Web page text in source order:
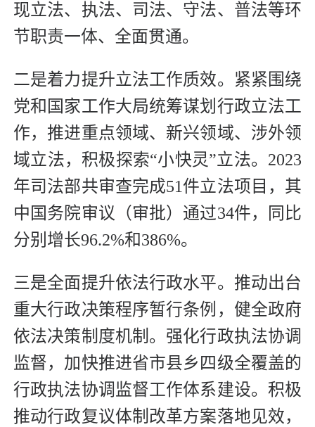
现立法、执法、司法、守法、普法等环
节职责一体、全面贯通。
二是着力提升立法工作质效。紧紧围绕
党和国家工作大局统筹谋划行政立法工
作，推进重点领域、新兴领域、涉外领
域立法，积极探索“小快灵”立法。2023
年司法部共审查完成51件立法项目，其
中国务院审议（审批）通过34件，同比
分别增长96.2%和386%。
三是全面提升依法行政水平。推动出台
重大行政决策程序暂行条例，健全政府
依法决策制度机制。强化行政执法协调
监督，加快推进省市县乡四级全覆盖的
行政执法协调监督工作体系建设。积极
推动行政复议体制改革方案落地见效，